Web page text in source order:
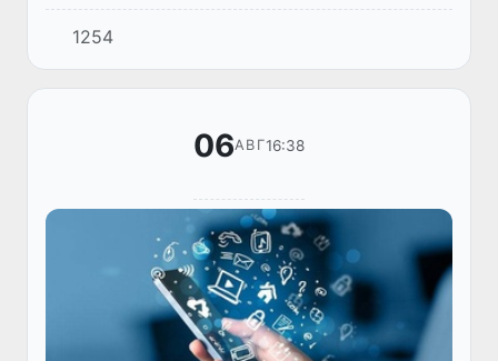
перед энергетической отраслью.
1254
06АВГ16:38